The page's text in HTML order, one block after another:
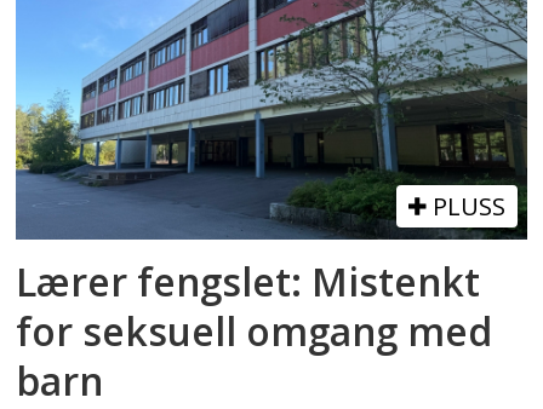
PLUSS
Lærer fengslet: Mistenkt
for seksuell omgang med
barn